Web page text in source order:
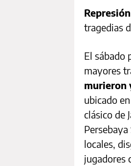
tragedias
El sábado
mayores
murieron
ubicado
clásico de
locales,
jugadores